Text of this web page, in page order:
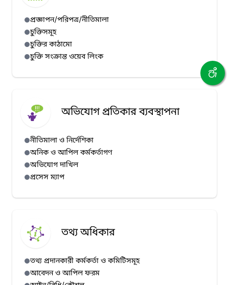
প্রজ্ঞাপন/পরিপত্র/নীতিমালা
চুক্তিসমূহ
চুক্তির কাঠামো
চুক্তি সংক্রান্ত ওয়েব লিংক
অভিযোগ প্রতিকার ব্যবস্থাপনা
নীতিমালা ও নির্দেশিকা
অনিক ও আপিল কর্মকর্তাগণ
অভিযোগ দাখিল
প্রসেস ম্যাপ
তথ্য অধিকার
তথ্য প্রদানকারী কর্মকর্তা ও কমিটিসমূহ
আবেদন ও আপিল ফরম